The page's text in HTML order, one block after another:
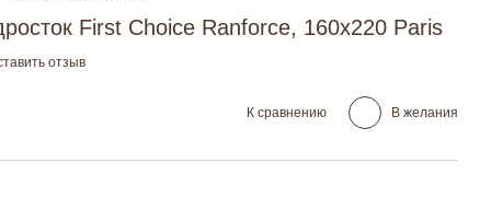
First Choice Ranforce, 160x220 Paris
отзыв
К сравнению В желания